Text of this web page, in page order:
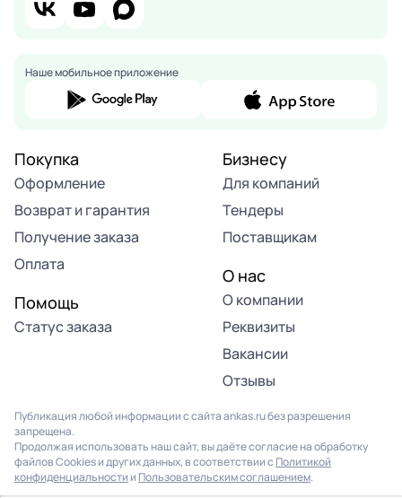
Наше мобильное приложение
Покупка
Оформление
Возврат и гарантия
Получение заказа
Оплата
Помощь
Статус заказа
Бизнесу
Для компаний
Тендеры
Поставщикам
О нас
О компании
Реквизиты
Вакансии
Отзывы
Публикация любой информации с сайта ankas.ru без разрешения
запрещена.
Продолжая использовать наш сайт, вы даёте согласие на обработку
файлов Cookies и других данных, в соответствии с Политикой
конфиденциальности и Пользовательским соглашением.